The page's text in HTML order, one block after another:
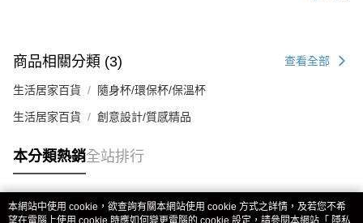
商品相關分類 (3) 查看全部
生活居家百貨 隨身杯/環保杯/保溫杯
生活居家百貨 創意設計/質感精品
本分類熱銷全站排行
熱門標籤
本網站中使用 cookie，欲查詢有關本網站使用 cookie 方式之詳情，及若您不希
望在電腦上使用 cookie 時應如何變更電腦的 cookie 設定，請參閱本網站「 隱私